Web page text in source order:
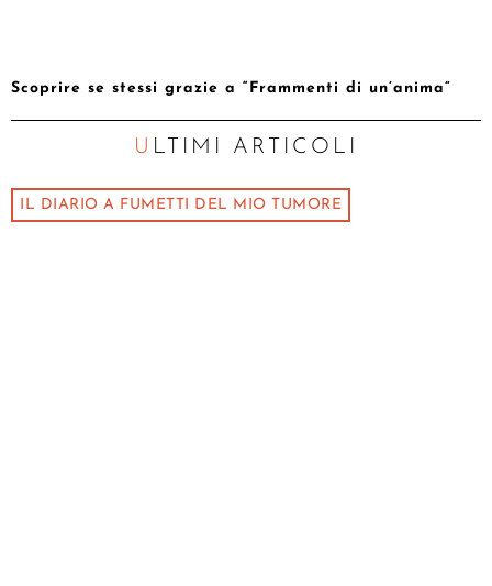
Scoprire se stessi grazie a “Frammenti di un’anima”
ULTIMI ARTICOLI
IL DIARIO A FUMETTI DEL MIO TUMORE